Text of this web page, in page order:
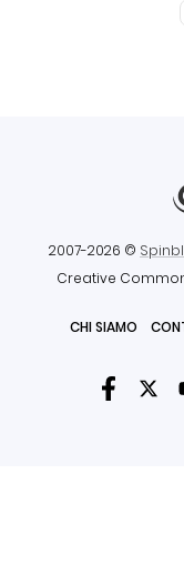
2007-2026 ©
Creative
CHI SIAMO